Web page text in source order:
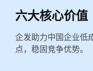
六大核心价值
企发助力中国企业低
点，稳固竞争优势。